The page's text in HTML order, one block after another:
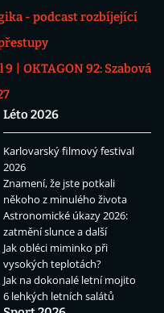
- podcast rozbíjející
9
OKTAGON 92: Szabová
Léto 2026
Karlovarský filmový festival
2026
Znamení, že jste potkali
někoho z minulého života
Astronomické úkazy 2026:
zatmění slunce a další
Jak obléci miminko při
vysokých teplotách?
Jak na dokonalé letní mojito
6 lehkých letních salátů